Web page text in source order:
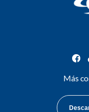
Más